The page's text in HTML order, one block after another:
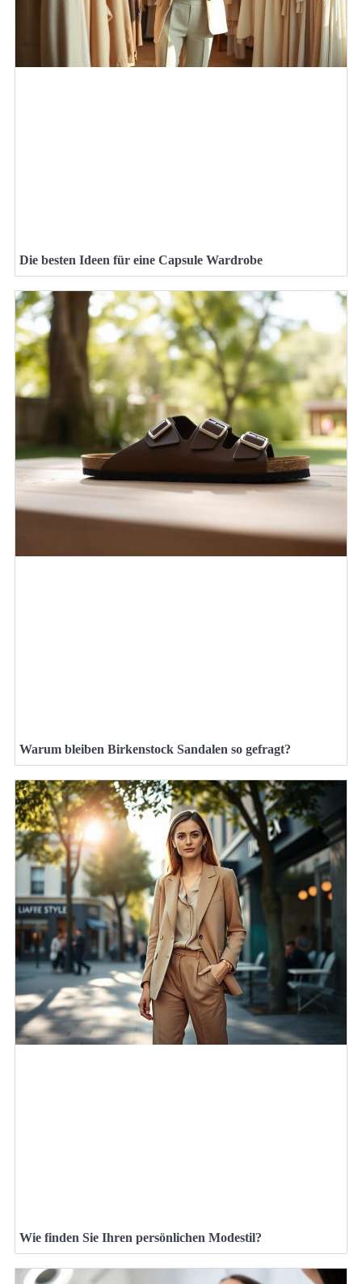
Die besten Ideen für eine Capsule Wardrobe
Warum bleiben Birkenstock Sandalen so gefragt?
Wie finden Sie Ihren persönlichen Modestil?